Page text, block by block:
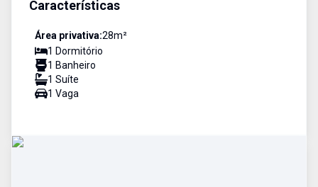
Características
Área privativa:28m²
1 Dormitório
1 Banheiro
1 Suíte
1 Vaga